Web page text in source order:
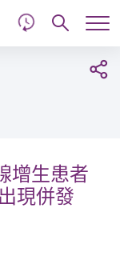
增生患者
現併發